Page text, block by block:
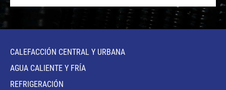
CALEFACCIÓN CENTRAL Y URBANA
AGUA CALIENTE Y FRÍA
REFRIGERACIÓN